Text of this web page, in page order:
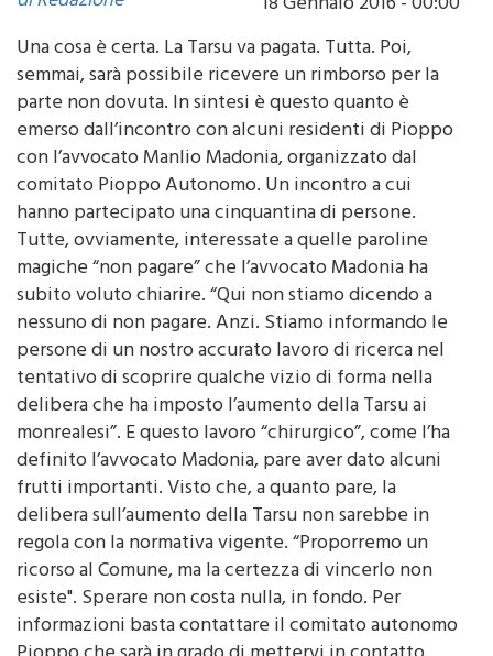
Una cosa è certa. La Tarsu va pagata. Tutta. Poi,
semmai, sarà possibile ricevere un rimborso per la
parte non dovuta. In sintesi è questo quanto è
emerso dall’incontro con alcuni residenti di Pioppo
con l’avvocato Manlio Madonia, organizzato dal
comitato Pioppo Autonomo. Un incontro a cui
hanno partecipato una cinquantina di persone.
Tutte, ovviamente, interessate a quelle paroline
magiche “non pagare” che l’avvocato Madonia ha
subito voluto chiarire. “Qui non stiamo dicendo a
nessuno di non pagare. Anzi. Stiamo informando le
persone di un nostro accurato lavoro di ricerca nel
tentativo di scoprire qualche vizio di forma nella
delibera che ha imposto l’aumento della Tarsu ai
monrealesi”. E questo lavoro “chirurgico”, come l’ha
definito l’avvocato Madonia, pare aver dato alcuni
frutti importanti. Visto che, a quanto pare, la
delibera sull’aumento della Tarsu non sarebbe in
regola con la normativa vigente. “Proporremo un
ricorso al Comune, ma la certezza di vincerlo non
esiste". Sperare non costa nulla, in fondo. Per
informazioni basta contattare il comitato autonomo
Pioppo che sarà in grado di mettervi in contatto